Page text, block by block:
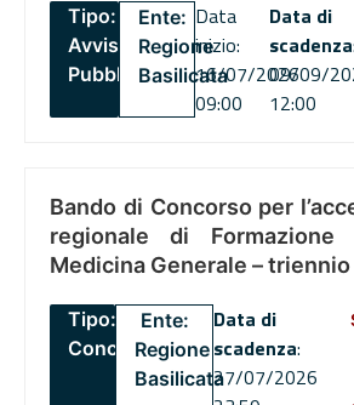
Tipo:
Avviso
Pubblico
Ente:
Regione
Basilicata
Data
inizio:
16/07/2026
09:00
Data di
scadenza:
09/09/
12:00
Bando di Concorso per
regionale di Formazione
Medicina Generale –
Tipo:
Concorsi
Ente:
Regione
Basilicata
Data di
scadenza:
27/07/2026